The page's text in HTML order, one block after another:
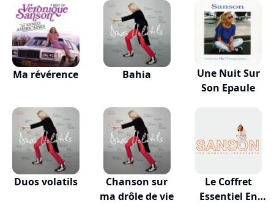
Ma révérence Bahia
Une Nuit Sur
Son Epaule
Duos volatils
Chanson sur
ma drôle de vie
Le Coffret
Essentiel En